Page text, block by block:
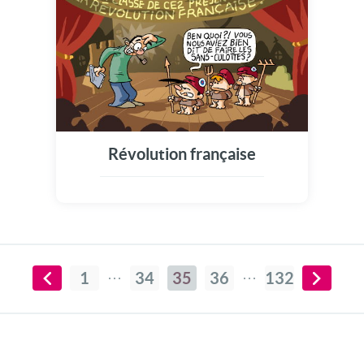
Révolution française
1 34 35 36 132